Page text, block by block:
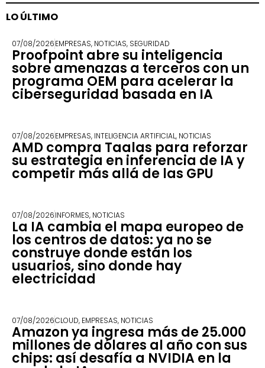
LO ÚLTIMO
07/08/2026EMPRESAS, NOTICIAS, SEGURIDAD
Proofpoint abre su inteligencia
sobre amenazas a terceros con un
programa OEM para acelerar la
ciberseguridad basada en IA
07/08/2026EMPRESAS, INTELIGENCIA ARTIFICIAL, NOTICIAS
AMD compra Taalas para reforzar
su estrategia en inferencia de IA y
competir más allá de las GPU
07/08/2026INFORMES, NOTICIAS
La IA cambia el mapa europeo de
los centros de datos: ya no se
construye donde están los
usuarios, sino donde hay
electricidad
07/08/2026CLOUD, EMPRESAS, NOTICIAS
Amazon ya ingresa más de 25.000
millones de dólares al año con sus
chips: así desafía a NVIDIA en la